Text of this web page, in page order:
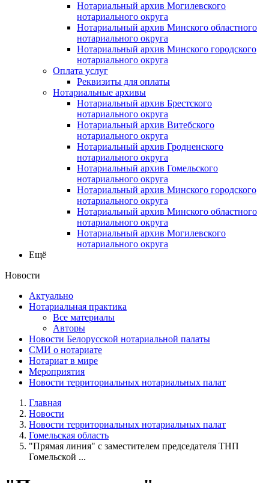
Нотариальный архив Могилевского
нотариального округа
Нотариальный архив Минского областного
нотариального округа
Нотариальный архив Минского городского
нотариального округа
Оплата услуг
Реквизиты для оплаты
Нотариальные архивы
Нотариальный архив Брестского
нотариального округа
Нотариальный архив Витебского
нотариального округа
Нотариальный архив Гродненского
нотариального округа
Нотариальный архив Гомельского
нотариального округа
Нотариальный архив Минского городского
нотариального округа
Нотариальный архив Минского областного
нотариального округа
Нотариальный архив Могилевского
нотариального округа
Ещё
Новости
Актуально
Нотариальная практика
Все материалы
Авторы
Новости Белорусской нотариальной палаты
СМИ о нотариате
Нотариат в мире
Мероприятия
Новости территориальных нотариальных палат
Главная
Новости
Новости территориальных нотариальных палат
Гомельская область
"Прямая линия" с заместителем председателя ТНП
Гомельской ...